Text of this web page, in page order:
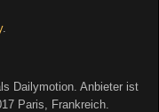
.
Dailymotion. Anbieter ist
Paris, Frankreich.